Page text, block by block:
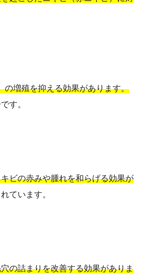
の増殖を抑える効果があります。
す。
ビの赤みや腫れを和らげる効果が
ています。
の詰まりを改善する効果がありま